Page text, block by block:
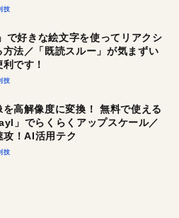
技
で好きな絵文字を使ってリアクシ
方法／「既読スルー」が気まずい
です！
技
を高解像度に変換！ 無料で使える
」でらくらくアップスケール／
攻！AI活用テク
技